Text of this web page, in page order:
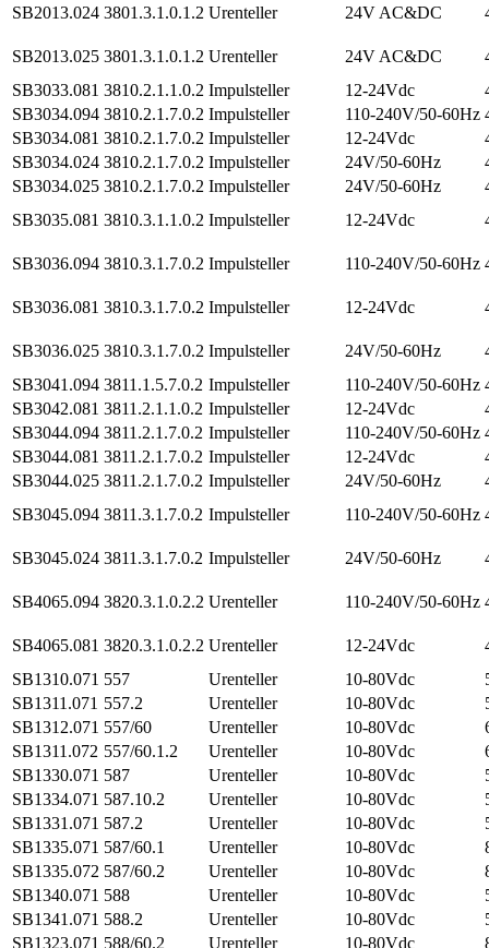
SB2013.024 3801.3.1.0.1.2 Urenteller 24V AC&DC
SB2013.025 3801.3.1.0.1.2 Urenteller 24V AC&DC
SB3033.081 3810.2.1.1.0.2 Impulsteller 12-24Vdc
SB3034.094 3810.2.1.7.0.2 Impulsteller 110-240V/50-60Hz
SB3034.081 3810.2.1.7.0.2 Impulsteller 12-24Vdc
SB3034.024 3810.2.1.7.0.2 Impulsteller 24V/50-60Hz
SB3034.025 3810.2.1.7.0.2 Impulsteller 24V/50-60Hz
SB3035.081 3810.3.1.1.0.2 Impulsteller 12-24Vdc
SB3036.094 3810.3.1.7.0.2 Impulsteller 110-240V/50-60Hz
SB3036.081 3810.3.1.7.0.2 Impulsteller 12-24Vdc
SB3036.025 3810.3.1.7.0.2 Impulsteller 24V/50-60Hz
SB3041.094 3811.1.5.7.0.2 Impulsteller 110-240V/50-60Hz
SB3042.081 3811.2.1.1.0.2 Impulsteller 12-24Vdc
SB3044.094 3811.2.1.7.0.2 Impulsteller 110-240V/50-60Hz
SB3044.081 3811.2.1.7.0.2 Impulsteller 12-24Vdc
SB3044.025 3811.2.1.7.0.2 Impulsteller 24V/50-60Hz
SB3045.094 3811.3.1.7.0.2 Impulsteller 110-240V/50-60Hz
SB3045.024 3811.3.1.7.0.2 Impulsteller 24V/50-60Hz
SB4065.094 3820.3.1.0.2.2 Urenteller 110-240V/50-60Hz
SB4065.081 3820.3.1.0.2.2 Urenteller 12-24Vdc
SB1310.071 557 Urenteller 10-80Vdc
SB1311.071 557.2 Urenteller 10-80Vdc
SB1312.071 557/60 Urenteller 10-80Vdc
SB1311.072 557/60.1.2 Urenteller 10-80Vdc
SB1330.071 587 Urenteller 10-80Vdc
SB1334.071 587.10.2 Urenteller 10-80Vdc
SB1331.071 587.2 Urenteller 10-80Vdc
SB1335.071 587/60.1 Urenteller 10-80Vdc
SB1335.072 587/60.2 Urenteller 10-80Vdc
SB1340.071 588 Urenteller 10-80Vdc
SB1341.071 588.2 Urenteller 10-80Vdc
SB1323.071 588/60.2 Urenteller 10-80Vdc